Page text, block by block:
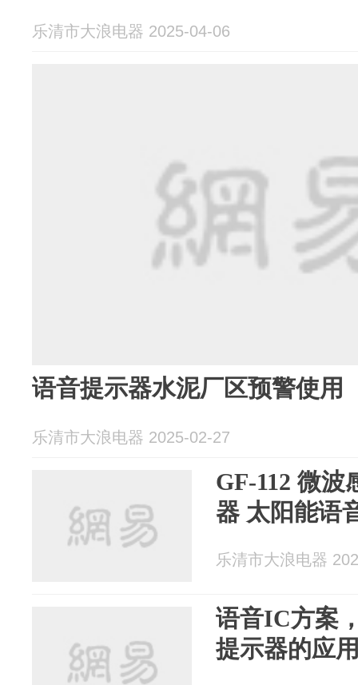
乐清市大浪电器 2025-04-06
语音提示器水泥厂区预警使用
乐清市大浪电器 2025-02-27
GF-112 微波
器 太阳能语
乐清市大浪电器
语音IC方案
提示器的应